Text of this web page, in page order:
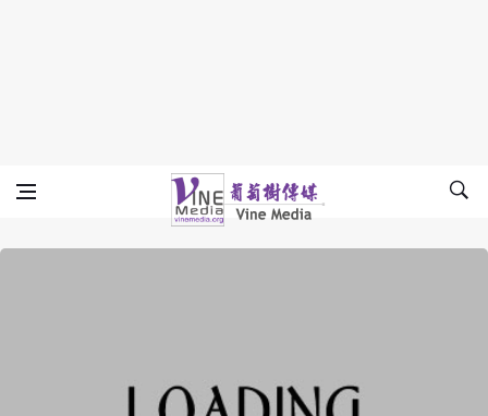
Vine Media
葡萄樹傳媒